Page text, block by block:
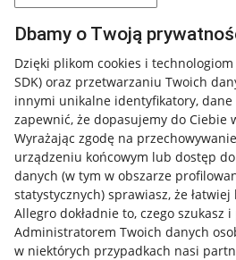
Dbamy o Twoją
Dzięki plikom cookies i
SDK) oraz przetwarzaniu Twoich
innymi unikalne identyfikatory,
zapewnić, że dopasujemy do Ciebie
Wyrażając zgodę na
urządzeniu końcowym lub dostęp
danych (w tym w obszarze
statystycznych) sprawiasz, że
Allegro dokładnie to, czego szukasz
Administratorem Twoich danych
w niektórych przypadkach nasi